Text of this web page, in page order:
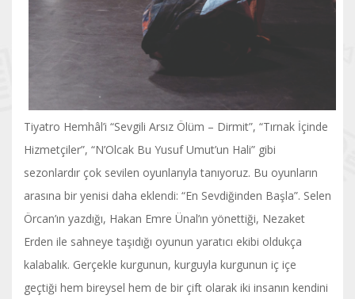
Tiyatro Hemhâl’i “Sevgili Arsız Ölüm – Dirmit”, “Tırnak İçinde
Hizmetçiler”, “N’Olcak Bu Yusuf Umut’un Hali” gibi
sezonlardır çok sevilen oyunlarıyla tanıyoruz. Bu oyunların
arasına bir yenisi daha eklendi: “En Sevdiğinden Başla”. Selen
Örcan’ın yazdığı, Hakan Emre Ünal’ın yönettiği, Nezaket
Erden ile sahneye taşıdığı oyunun yaratıcı ekibi oldukça
kalabalık. Gerçekle kurgunun, kurguyla kurgunun iç içe
geçtiği hem bireysel hem de bir çift olarak iki insanın kendini